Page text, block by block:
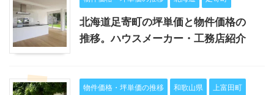
北海道足寄町の坪単価と物件価格の
推移。ハウスメーカー・工務店紹介
物件価格・坪単価の推移 和歌山県 上富田町